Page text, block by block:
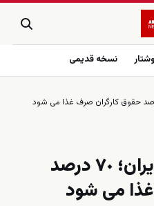
نسخه قدیمی
فاجعه معيشتى در ايران؛ ٧٠ درصد
مى شود